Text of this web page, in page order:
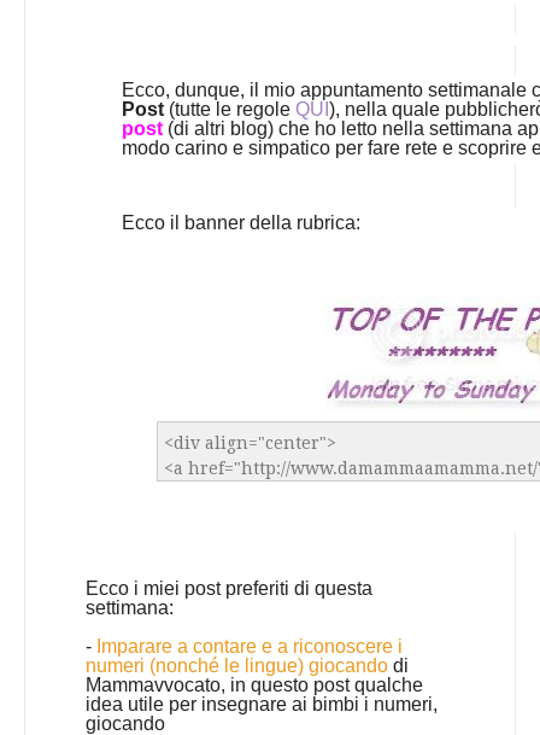
Ecco, dunque, il mio appuntamento settimanale
Post (tutte le regole QUI ), nella quale
post (di altri blog) che ho letto nella settimana
modo carino e simpatico per fare rete e scoprire
Ecco il banner della rubrica:
Ecco i miei post preferiti di questa
settimana:
- Imparare a contare e a riconoscere i
numeri (nonché le lingue) giocando di
Mammavvocato, in questo post qualche
idea utile per insegnare ai bimbi i numeri,
giocando